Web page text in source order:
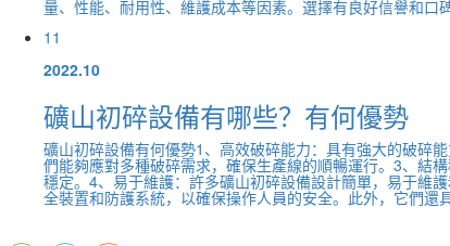
量、性能、耐用性、維護成本等因素。選擇有良好信譽和
11
2022.10
礦山初碎設備有哪些？有何優勢
礦山初碎設備有何優勢1、高效破碎能力：具有強大的破碎
們能夠應對多種破碎需求，確保生產線的順暢運行。3、結
穩定。4、易于維護：許多礦山初碎設備設計簡單，易于維
全裝置和防護系統，以確保操作人員的安全。此外，它們